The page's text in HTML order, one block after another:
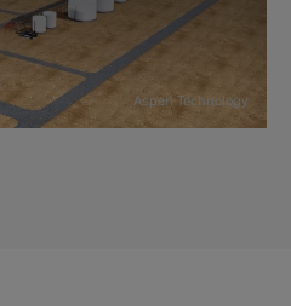
级硬件、软件与支持的工业
业能够在自主化运行环境中
专为低时延实时应用设计的
施涵盖嵌入式设备安全防
Aspen Technology